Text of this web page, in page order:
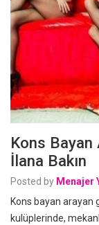
Kons
İlana Bakın
Posted by Menajer
Kons bayan arayan
kulüplerinde,